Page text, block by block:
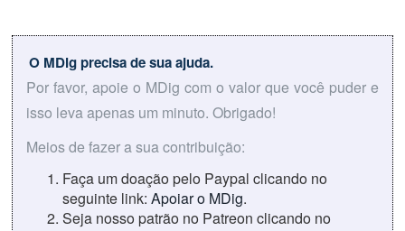
O MDig precisa de sua ajuda.
Por favor, apoie o MDig com o valor que você puder e
isso leva apenas um minuto. Obrigado!
Meios de fazer a sua contribuição:
Faça um doação pelo Paypal clicando no
seguinte link: Apoiar o MDig.
Seja nosso patrão no Patreon clicando no